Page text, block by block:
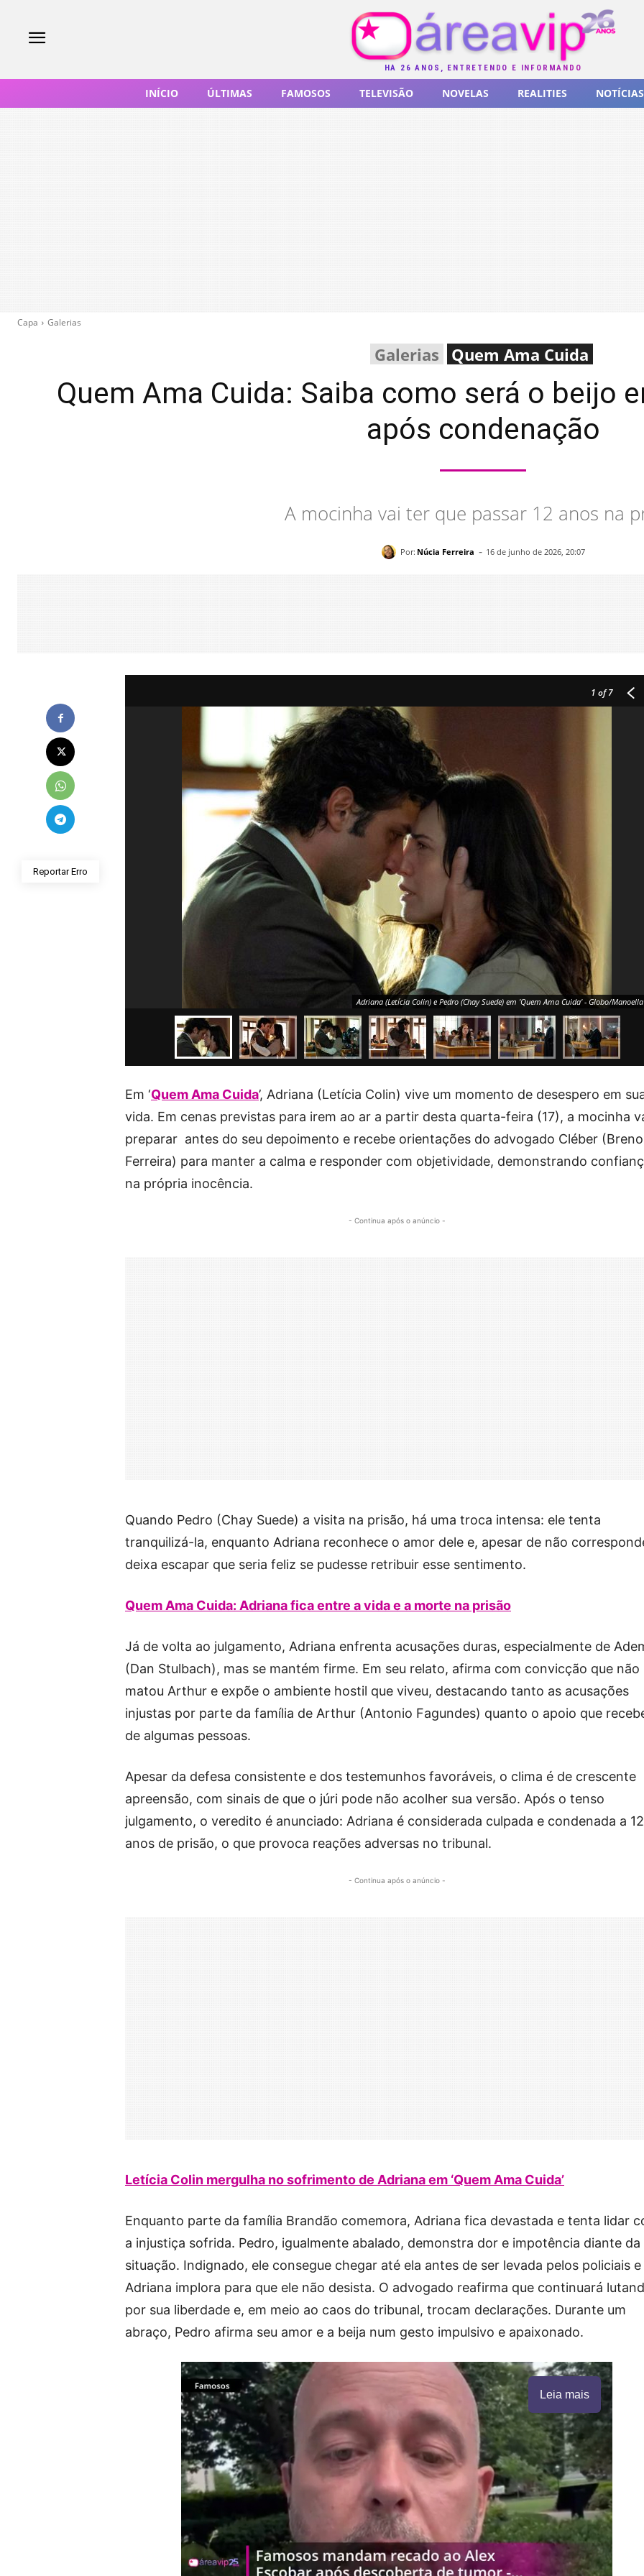
HÁ 26 ANOS, ENTRETENDO E INFORMANDO
INÍCIO ÚLTIMAS FAMOSOS TELEVISÃO NOVELAS REALITIES NOTÍCIAS
Capa Galerias
Galerias Quem Ama Cuida
Quem Ama Cuida: Saiba como será o beijo
após condenação
A mocinha vai ter que passar 12 anos na
Por: Núcia Ferreira - 16 de junho de 2026, 20:07
Reportar Erro
1 of 7
Adriana (Letícia Colin) e Pedro (Chay Suede) em 'Quem Ama Cuida' - Globo/
Em ‘Quem Ama Cuida’, Adriana (Letícia Colin) vive um momento de desespero em
vida. Em cenas previstas para irem ao ar a partir desta quarta-feira (17), a mocinha
preparar antes do seu depoimento e recebe orientações do advogado Cléber (Breno
Ferreira) para manter a calma e responder com objetividade, demonstrando
na própria inocência.
- Continua após o anúncio -
Quando Pedro (Chay Suede) a visita na prisão, há uma troca intensa: ele tenta
tranquilizá-la, enquanto Adriana reconhece o amor dele e, apesar de não
deixa escapar que seria feliz se pudesse retribuir esse sentimento.
Quem Ama Cuida: Adriana fica entre a vida e a morte na prisão
Já de volta ao julgamento, Adriana enfrenta acusações duras, especialmente de
(Dan Stulbach), mas se mantém firme. Em seu relato, afirma com convicção que não
matou Arthur e expõe o ambiente hostil que viveu, destacando tanto as acusações
injustas por parte da família de Arthur (Antonio Fagundes) quanto o apoio que
de algumas pessoas.
Apesar da defesa consistente e dos testemunhos favoráveis, o clima é de crescente
apreensão, com sinais de que o júri pode não acolher sua versão. Após o tenso
julgamento, o veredito é anunciado: Adriana é considerada culpada e condenada a 12
anos de prisão, o que provoca reações adversas no tribunal.
- Continua após o anúncio -
Letícia Colin mergulha no sofrimento de Adriana em ‘Quem Ama Cuida’
Enquanto parte da família Brandão comemora, Adriana fica devastada e tenta lidar
a injustiça sofrida. Pedro, igualmente abalado, demonstra dor e impotência diante da
situação. Indignado, ele consegue chegar até ela antes de ser levada pelos policiais e
Adriana implora para que ele não desista. O advogado reafirma que continuará
por sua liberdade e, em meio ao caos do tribunal, trocam declarações. Durante um
abraço, Pedro afirma seu amor e a beija num gesto impulsivo e apaixonado.
Leia mais